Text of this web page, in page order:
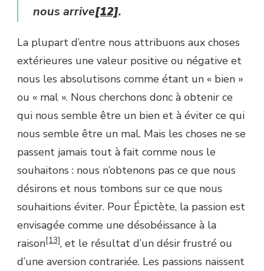
nous arrive[12].
La plupart d’entre nous attribuons aux choses
extérieures une valeur positive ou négative et
nous les absolutisons comme étant un « bien »
ou « mal ». Nous cherchons donc à obtenir ce
qui nous semble être un bien et à éviter ce qui
nous semble être un mal. Mais les choses ne se
passent jamais tout à fait comme nous le
souhaitons : nous n’obtenons pas ce que nous
désirons et nous tombons sur ce que nous
souhaitions éviter. Pour Épictète, la passion est
envisagée comme une désobéissance à la
raison[13], et le résultat d’un désir frustré ou
d’une aversion contrariée. Les passions naissent